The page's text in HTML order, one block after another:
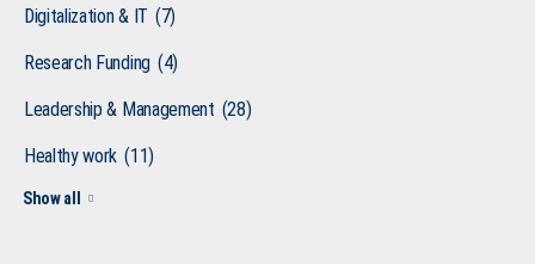
Digitalization & IT (7)
Research Funding (4)
Leadership & Management (28)
Healthy work (11)
Show all